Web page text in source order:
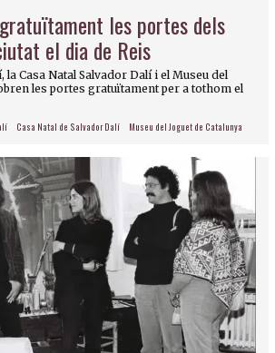
les portes dels
el dia de Reis
la Casa Natal Salvador Dalí i el Museu del
les portes gratuïtament per a tothom el
Casa Natal de Salvador Dalí Museu del Joguet de Catalunya